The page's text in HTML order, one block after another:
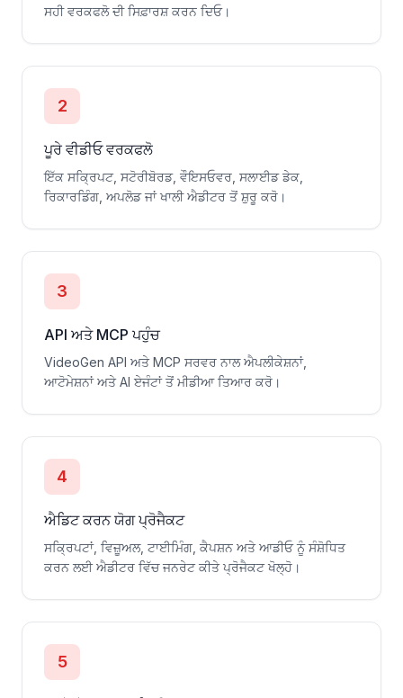
ਸਹੀ ਵਰਕਫਲੋ ਦੀ ਸਿਫ਼ਾਰਸ਼ ਕਰਨ ਦਿਓ।
2
ਪੂਰੇ ਵੀਡੀਓ ਵਰਕਫਲੋ
ਇੱਕ ਸਕ੍ਰਿਪਟ, ਸਟੋਰੀਬੋਰਡ, ਵੌਇਸਓਵਰ, ਸਲਾਈਡ ਡੇਕ,
ਰਿਕਾਰਡਿੰਗ, ਅਪਲੋਡ ਜਾਂ ਖਾਲੀ ਐਡੀਟਰ ਤੋਂ ਸ਼ੁਰੂ ਕਰੋ।
3
API ਅਤੇ MCP ਪਹੁੰਚ
VideoGen API ਅਤੇ MCP ਸਰਵਰ ਨਾਲ ਐਪਲੀਕੇਸ਼ਨਾਂ,
ਆਟੋਮੇਸ਼ਨਾਂ ਅਤੇ AI ਏਜੰਟਾਂ ਤੋਂ ਮੀਡੀਆ ਤਿਆਰ ਕਰੋ।
4
ਐਡਿਟ ਕਰਨ ਯੋਗ ਪ੍ਰੋਜੈਕਟ
ਸਕ੍ਰਿਪਟਾਂ, ਵਿਜ਼ੂਅਲ, ਟਾਈਮਿੰਗ, ਕੈਪਸ਼ਨ ਅਤੇ ਆਡੀਓ ਨੂੰ ਸੰਸ਼ੋਧਿਤ
ਕਰਨ ਲਈ ਐਡੀਟਰ ਵਿੱਚ ਜਨਰੇਟ ਕੀਤੇ ਪ੍ਰੋਜੈਕਟ ਖੋਲ੍ਹੋ।
5